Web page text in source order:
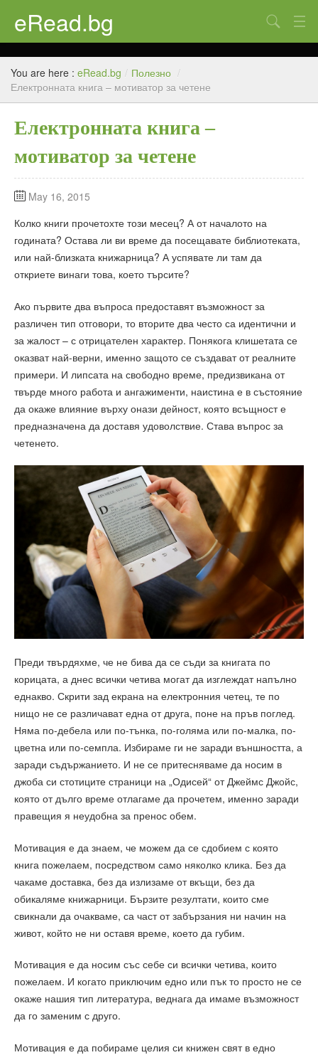
eRead.bg
Начало
Online магазин
Блог
Search
You are here : eRead.bg / Полезно /
Електронната книга – мотиватор за четене
Електронната книга –
мотиватор за четене
May 16, 2015
Колко книги прочетохте този месец? А от началото на
годината? Остава ли ви време да посещавате библиотеката,
или най-близката книжарница? А успявате ли там да
откриете винаги това, което търсите?
Ако първите два въпроса предоставят възможност за
различен тип отговори, то вторите два често са идентични и
за жалост – с отрицателен характер. Понякога клишетата се
оказват най-верни, именно защото се създават от реалните
примери. И липсата на свободно време, предизвикана от
твърде много работа и ангажименти, наистина е в състояние
да окаже влияние върху онази дейност, която всъщност е
предназначена да доставя удоволствие. Става въпрос за
четенето.
Преди твърдяхме, че не бива да се съди за книгата по
корицата, а днес всички четива могат да изглеждат напълно
еднакво. Скрити зад екрана на електронния четец, те по
нищо не се различават една от друга, поне на пръв поглед.
Няма по-дебела или по-тънка, по-голяма или по-малка, по-
цветна или по-семпла. Избираме ги не заради външността, а
заради съдържанието. И не се притесняваме да носим в
джоба си стотиците страници на „Одисей“ от Джеймс Джойс,
която от дълго време отлагаме да прочетем, именно заради
правещия я неудобна за пренос обем.
Мотивация е да знаем, че можем да се сдобием с която
книга пожелаем, посредством само няколко клика. Без да
чакаме доставка, без да излизаме от вкъщи, без да
обикаляме книжарници. Бързите резултати, които сме
свикнали да очакваме, са част от забързания ни начин на
живот, който не ни оставя време, което да губим.
Мотивация е да носим със себе си всички четива, които
пожелаем. И когато приключим едно или пък то просто не се
окаже нашия тип литература, веднага да имаме възможност
да го заменим с друго.
Мотивация е да побираме целия си книжен свят в едно